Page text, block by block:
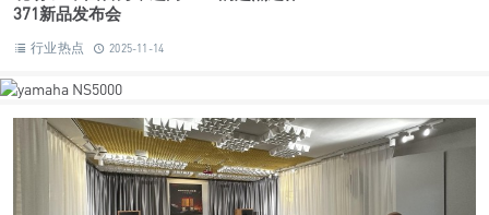
371新品发布会
行业热点 2025-11-14